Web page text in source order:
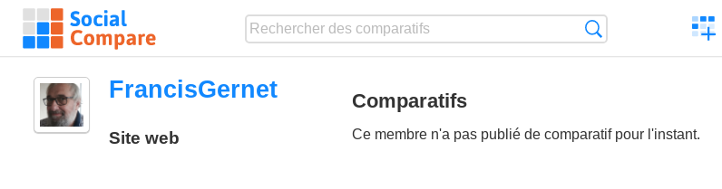
un
FrancisGernet
Site web
Comparatifs
Ce membre n'a pas publié de comparatif pour l'instant.